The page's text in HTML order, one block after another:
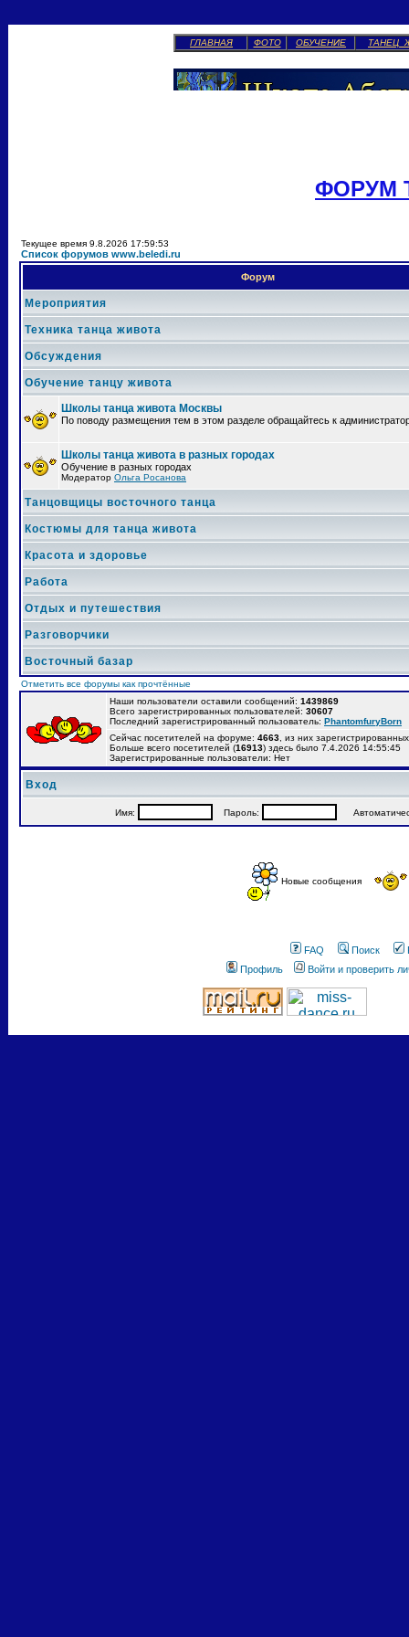
ГЛАВНАЯ ФОТО ОБУЧЕНИЕ ТАНЕЦ
ФОРУМ
Текущее время 9.8.2026 17:59:53
Список форумов www.beledi.ru
Форум
Мероприятия
Техника танца живота
Обсуждения
Обучение танцу живота
Школы танца живота Москвы
По поводу размещения тем в этом разделе обращайтесь к
Школы танца живота в разных городах
Обучение в разных городах
Модератор Ольга Росанова
Танцовщицы восточного танца
Костюмы для танца живота
Красота и здоровье
Работа
Отдых и путешествия
Разговорчики
Восточный базар
Отметить все форумы как прочтённые
Наши пользователи оставили сообщений: 1439869
Всего зарегистрированных пользователей: 30607
Последний зарегистрированный пользователь: PhantomfuryBorn
Сейчас посетителей на форуме: 4663 , из них
Больше всего посетителей (16913) здесь было 7.4.2026 14:55:45
Зарегистрированные пользователи: Нет
Вход
Имя: Пароль:
Новые сообщения
FAQ Поиск
Профиль
Войти и проверить